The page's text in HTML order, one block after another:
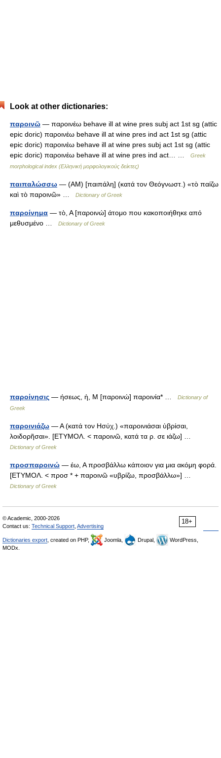
Look at other dictionaries:
παροινῶ — παροινέω behave ill at wine pres subj act 1st sg (attic
epic doric) παροινέω behave ill at wine pres ind act 1st sg (attic
epic doric) παροινέω behave ill at wine pres subj act 1st sg (attic
epic doric) παροινέω behave ill at wine pres ind act… …
Greek
morphological index (Ελληνική μορφολογικούς δείκτες)
παιπαλώσσω — (ΑΜ) [παιπάλη] (κατά τον Θεόγνωστ.) «τὸ παίζω
καὶ τὸ παροινῶ» …
Dictionary of Greek
παροίνημα — τὸ, Α [παροινώ] άτομο που κακοποιήθηκε από
μεθυσμένο …
Dictionary of Greek
παροίνησις — ήσεως, ἡ, Μ [παροινώ] παροινία* …
Dictionary of
Greek
παροινιάζω — Α (κατά τον Ησύχ.) «παροινιάσαι ὑβρίσαι,
λοιδορῆσαι». [ΕΤΥΜΟΛ. < παροινῶ, κατά τα ρ. σε ιάζω] …
Dictionary of Greek
προσπαροινώ — έω, Α προσβάλλω κάποιον για μια ακόμη φορά.
[ΕΤΥΜΟΛ. < προσ * + παροινῶ «υβρίζω, προσβάλλω»] …
Dictionary of Greek
18+
© Academic, 2000-2026
Contact us: Technical Support Advertising
Dictionaries export , created on PHP, Joomla, Drupal,
WordPress,
MODx.